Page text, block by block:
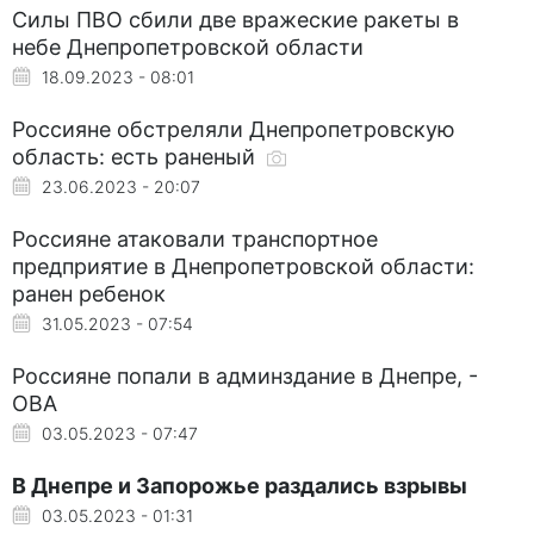
Силы ПВО сбили две вражеские ракеты в
небе Днепропетровской области
18.09.2023 - 08:01
Россияне обстреляли Днепропетровскую
область: есть раненый
23.06.2023 - 20:07
Россияне атаковали транспортное
предприятие в Днепропетровской области:
ранен ребенок
31.05.2023 - 07:54
Россияне попали в админздание в Днепре, -
ОВА
03.05.2023 - 07:47
В Днепре и Запорожье раздались взрывы
03.05.2023 - 01:31